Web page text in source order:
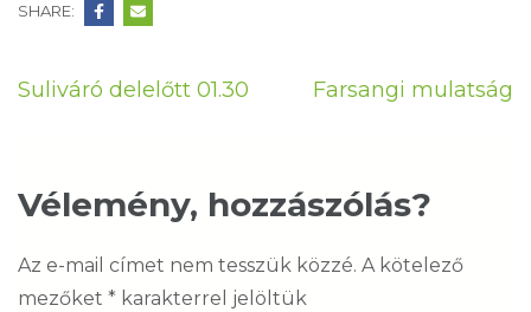
SHARE:
Bejegyzés
Suliváró delelőtt 01.30 Farsangi mulatság
Vélemény, hozzászólás?
Az e-mail címet nem tesszük közzé. A kötelező
mezőket * karakterrel jelöltük